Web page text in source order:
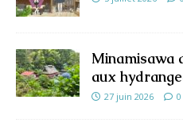
Minamisawa
aux
27 juin 2026 0